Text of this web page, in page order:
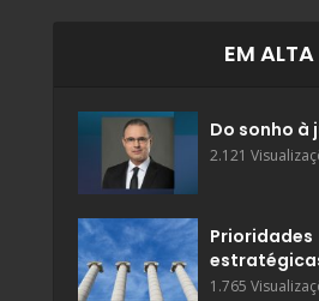
EM ALTA
Do sonho à
2.121
Prioridades
1.765